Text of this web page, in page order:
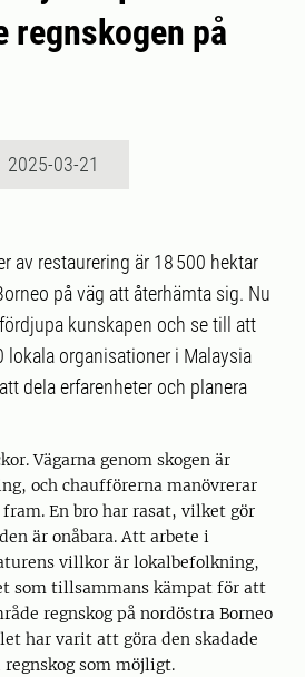
regnskogen på
2025-03-21
av restaurering är 18 500 hektar
på väg att återhämta sig. Nu
kunskapen och se till att
lokala organisationer i Malaysia
dela erfarenheter och planera
Vägarna genom skogen är
och chaufförerna manövrerar
En bro har rasat, vilket gör
är onåbara. Att arbete i
villkor är lokalbefolkning,
som tillsammans kämpat för att
regnskog på nordöstra Borneo
har varit att göra den skadade
som möjligt.